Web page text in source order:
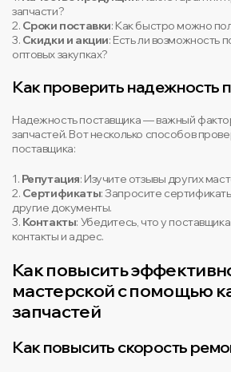
запчасти?
2. Сроки поставки: Как быстро можно
3. Скидки и акции: Есть ли возможность
оптовых закупках?
Как проверить надежность
Надежность поставщика — важный
запчастей. Вот несколько способов
поставщика:
1. Репутация: Изучите отзывы других
2. Сертификаты: Запросите
другие документы.
3. Контакты: Убедитесь, что у
контакты и адрес.
Как повысить
мастерской с помощью
запчастей
Как повысить скорость